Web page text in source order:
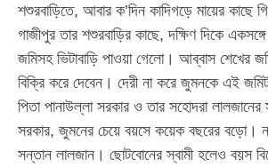
শশুরবাড়িতে, আবার ক’দিন কাদিগড়ে মায়ের কাছে
গাজীপুর তার শশুরবাড়ির কাছে, দক্ষিণ দিকে
জমিসহ ভিটাবাড়ি পাওয়া গেলো। আব্বাস শেখের
বিক্রি করে দেবেন। দেরী না করে জুমনকে এই
পিতা পানাউল্লা সরকার ও তার সহোদরা লালজানের
সরকার, জুমনের চেয়ে বয়সে কয়েক বছরের বড়ো।
সন্তান লালজান। ছোটবোনের স্বামী হলেও বয়স